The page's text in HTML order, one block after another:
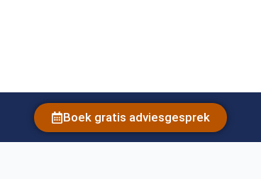
Boek gratis adviesgesprek